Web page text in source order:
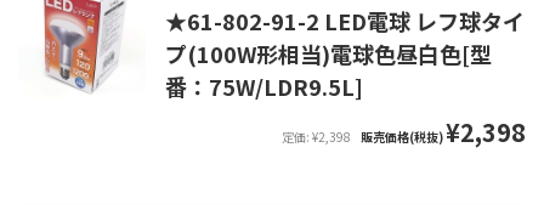
★61-802-91-2 LED電球 レフ球タイ
プ(100W形相当)電球色昼白色[型
番：75W/LDR9.5L]
定価: ¥2,398 販売価格(税抜)¥2,398